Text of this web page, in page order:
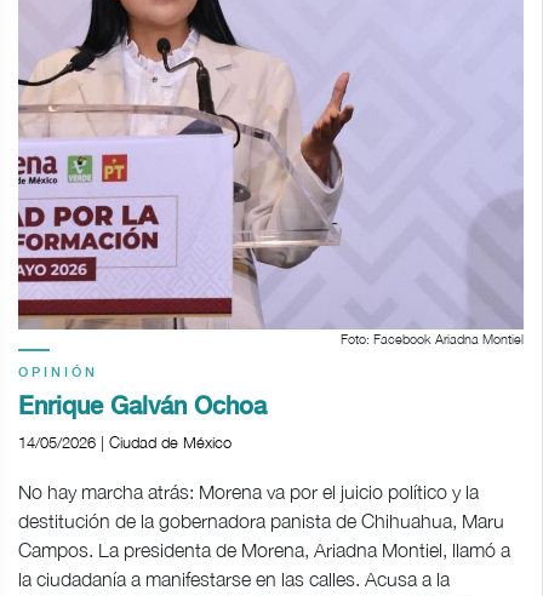
Foto: Facebook Ariadna Montiel
OPINIÓN
Enrique Galván Ochoa
14/05/2026 | Ciudad de México
No hay marcha atrás: Morena va por el juicio político y la
destitución de la gobernadora panista de Chihuahua, Maru
Campos. La presidenta de Morena, Ariadna Montiel, llamó a
la ciudadanía a manifestarse en las calles. Acusa a la